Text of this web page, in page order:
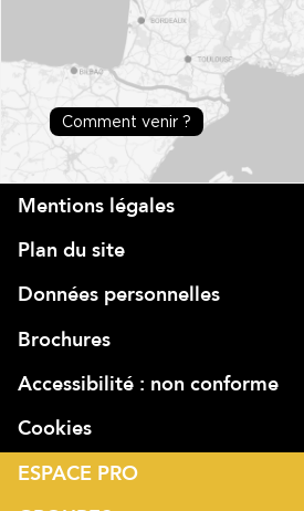
Comment venir ?
Mentions légales
Plan du site
Données personnelles
Brochures
Accessibilité : non conforme
Cookies
ESPACE PRO